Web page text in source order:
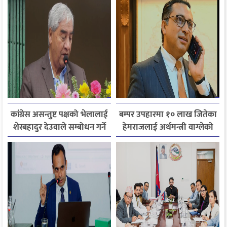
कांग्रेस असन्तुष्ट पक्षको भेलालाई
शेरबहादुर देउवाले सम्बोधन गर्ने
बम्पर उपहारमा १० लाख जितेका
हेमराजलाई अर्थमन्त्री वाग्लेको
फोन, रुपन्देहीकी सपनाले
जितिन् एक लाख